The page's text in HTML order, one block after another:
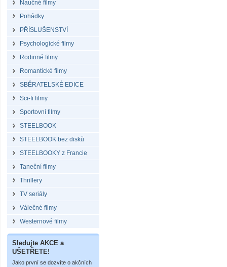
Naučné filmy
Pohádky
PŘÍSLUŠENSTVÍ
Psychologické filmy
Rodinné filmy
Romantické filmy
SBĚRATELSKÉ EDICE
Sci-fi filmy
Sportovní filmy
STEELBOOK
STEELBOOK bez disků
STEELBOOKY z Francie
Taneční filmy
Thrillery
TV seriály
Válečné filmy
Westernové filmy
Sledujte AKCE a
UŠETŘETE!
Jako první se dozvíte o akčních